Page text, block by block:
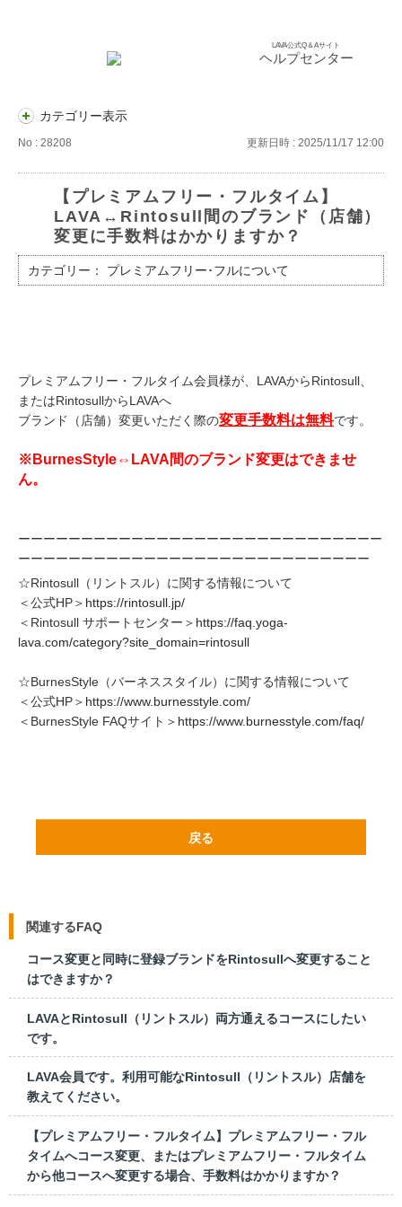
ヘルプセンター
LAVA公式Q＆Aサイト
カテゴリー表示
No : 28208 更新日時 : 2025/11/17 12:00
【プレミアムフリー・フルタイム】
LAVA↔Rintosull間のブランド（店舗）
変更に手数料はかかりますか？
カテゴリー： プレミアムフリー･フルについて
プレミアムフリー・フルタイム会員様が、LAVAからRintosull、
またはRintosullからLAVAへ
ブランド（店舗）変更いただく際の変更手数料は無料です。
※BurnesStyle⇔LAVA間のブランド変更はできませ
ん。
ーーーーーーーーーーーーーーーーーーーーーーーーーーーーー
ーーーーーーーーーーーーーーーーーーーーーーーーーーーー
☆Rintosull（リントスル）に関する情報について
＜公式HP＞ https://rintosull.jp/
＜Rintosull サポートセンター＞ https://faq.yoga-
lava.com/category?site_domain=rintosull
☆BurnesStyle（バーネススタイル）に関する情報について
＜公式HP＞ https://www.burnesstyle.com/
＜BurnesStyle FAQサイト＞ https://www.burnesstyle.com/faq/
戻る
関連するFAQ
コース変更と同時に登録ブランドをRintosullへ変更すること
はできますか？
LAVAとRintosull（リントスル）両方通えるコースにしたい
です。
LAVA会員です。利用可能なRintosull（リントスル）店舗を
教えてください。
【プレミアムフリー・フルタイム】プレミアムフリー・フル
タイムへコース変更、またはプレミアムフリー・フルタイム
から他コースへ変更する場合、手数料はかかりますか？